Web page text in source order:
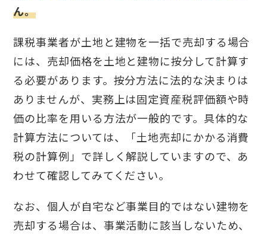
ん。
課税事業者が土地と建物を一括で売却する場合
には、売却価格を土地と建物に按分して計算す
る必要があります。按分方法に法的な決まりは
ありませんが、実務上は固定資産税評価額や時
価の比率を用いる方法が一般的です。具体的な
計算方法については、「土地売却にかかる消費
税の計算例」で詳しく解説していますので、あ
わせて確認してみてください。
なお、個人が自宅など事業目的ではない建物を
売却する場合は、事業活動に該当しないため、